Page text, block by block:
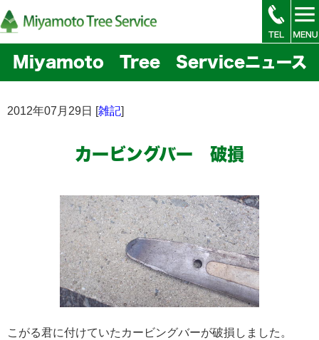
Miyamoto Tree Serviceニュース
2012年07月29日 [雑記]
カービングバー 破損
こがる君に付けていたカービングバーが破損しました。